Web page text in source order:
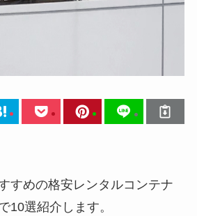
すめの格安レンタルコンテナ
10選紹介します。